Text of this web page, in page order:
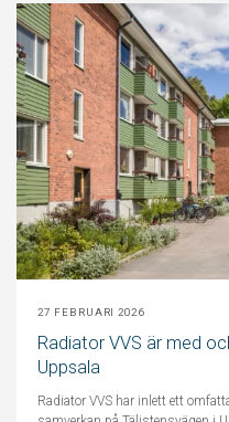
27 FEBRUARI 2026
Radiator VVS är med
Uppsala
Radiator VVS har inlett ett